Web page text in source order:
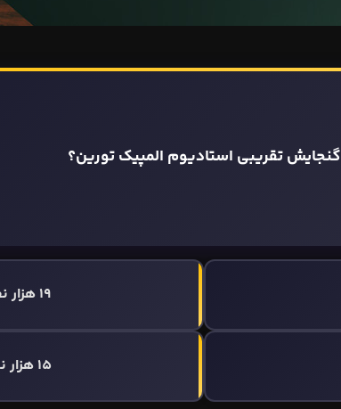
گنجایش تقریبی استادیوم المپیک تورین؟
19 هزار نفر
15 هزار نفر